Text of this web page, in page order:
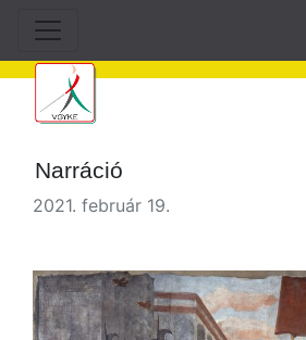
Narráció
2021. február 19.